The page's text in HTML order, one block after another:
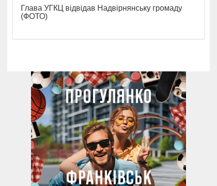
Глава УГКЦ відвідав Надвірнянську громаду
(ФОТО)